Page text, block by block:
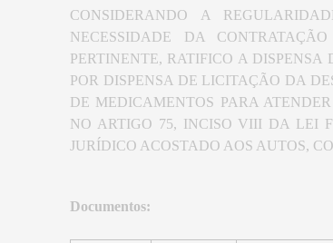
CONSIDERANDO A
NECESSIDADE DA
PERTINENTE, RATIFICO A
POR DISPENSA DE LICITAÇÃO DA
DE MEDICAMENTOS PARA
NO ARTIGO 75, INCISO VIII DA LEI
JURÍDICO ACOSTADO AOS AUTOS,
Documentos: